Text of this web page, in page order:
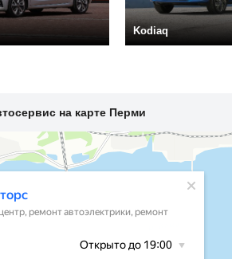
Kodiaq
на карте Перми